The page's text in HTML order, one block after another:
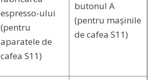
espresso-ului
(pentru
aparatele de
cafea S11)
butonul A
(pentru mașinile
de cafea S11)